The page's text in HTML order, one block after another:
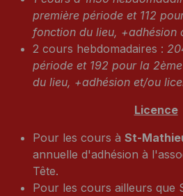
première période et 112
fonction du lieu, +adhésion
2 cours hebdomadaires :
période et 192 pour la
du lieu, +adhésion et/ou
Licence
Pour les cours à St-
annuelle d'adhésion à
Tête.
Pour les cours ailleurs que